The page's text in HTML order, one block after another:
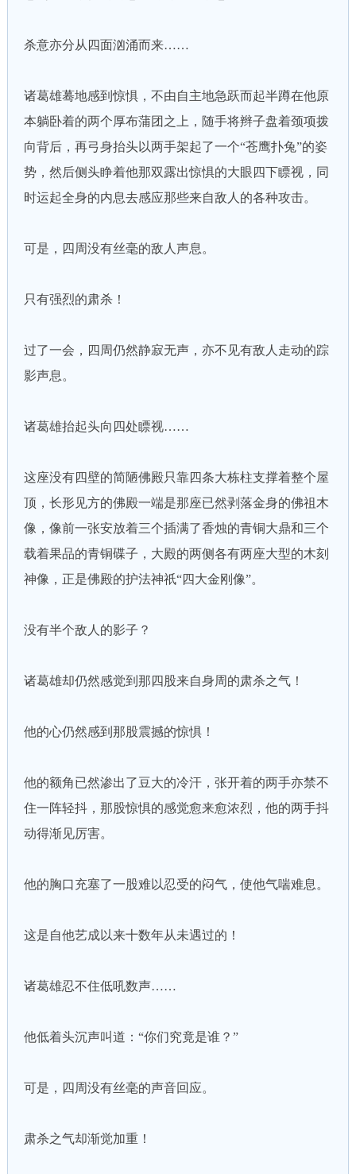
杀意亦分从四面汹涌而来……
诸葛雄蓦地感到惊惧，不由自主地急跃而起半蹲在他原
本躺卧着的两个厚布蒲团之上，随手将辫子盘着颈项拨
向背后，再弓身抬头以两手架起了一个“苍鹰扑兔”的姿
势，然后侧头睁着他那双露出惊惧的大眼四下瞟视，同
时运起全身的内息去感应那些来自敌人的各种攻击。
可是，四周没有丝毫的敌人声息。
只有强烈的肃杀！
过了一会，四周仍然静寂无声，亦不见有敌人走动的踪
影声息。
诸葛雄抬起头向四处瞟视……
这座没有四壁的简陋佛殿只靠四条大栋柱支撑着整个屋
顶，长形见方的佛殿一端是那座已然剥落金身的佛祖木
像，像前一张安放着三个插满了香烛的青铜大鼎和三个
载着果品的青铜碟子，大殿的两侧各有两座大型的木刻
神像，正是佛殿的护法神祇“四大金刚像”。
没有半个敌人的影子？
诸葛雄却仍然感觉到那四股来自身周的肃杀之气！
他的心仍然感到那股震撼的惊惧！
他的额角已然渗出了豆大的冷汗，张开着的两手亦禁不
住一阵轻抖，那股惊惧的感觉愈来愈浓烈，他的两手抖
动得渐见厉害。
他的胸口充塞了一股难以忍受的闷气，使他气喘难息。
这是自他艺成以来十数年从未遇过的！
诸葛雄忍不住低吼数声……
他低着头沉声叫道：“你们究竟是谁？”
可是，四周没有丝毫的声音回应。
肃杀之气却渐觉加重！